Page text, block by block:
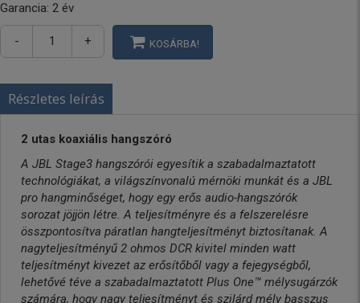
Garancia: 2 év
- + KOSÁRBA!
Részletes leírás
2 utas koaxiális hangszóró
A JBL Stage3 hangszórói egyesítik a szabadalmaztatott
technológiákat, a világszínvonalú mérnöki munkát és a JBL
pro hangminőséget, hogy egy erős audio-hangszórók
sorozat jöjjön létre. A teljesítményre és a felszerelésre
összpontosítva páratlan hangteljesítményt biztosítanak. A
nagyteljesítményű 2 ohmos DCR kivitel minden watt
teljesítményt kivezet az erősítőből vagy a fejegységből,
lehetővé téve a szabadalmaztatott Plus One™ mélysugárzók
számára, hogy nagy teljesítményt és szilárd mély basszus